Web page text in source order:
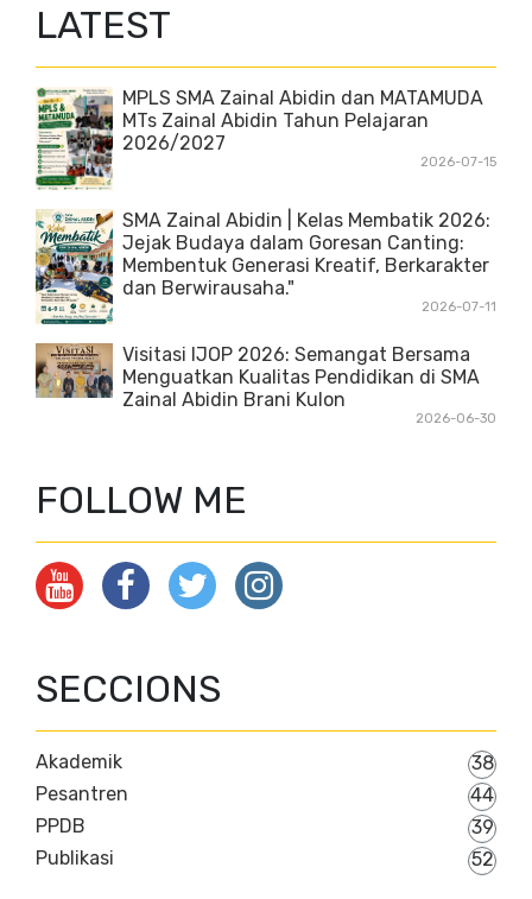
LATEST
MPLS SMA Zainal Abidin dan MATAMUDA
MTs Zainal Abidin Tahun Pelajaran
2026/2027
2026-07-15
SMA Zainal Abidin | Kelas Membatik 2026:
Jejak Budaya dalam Goresan Canting:
Membentuk Generasi Kreatif, Berkarakter
dan Berwirausaha."
2026-07-11
Visitasi IJOP 2026: Semangat Bersama
Menguatkan Kualitas Pendidikan di SMA
Zainal Abidin Brani Kulon
2026-06-30
FOLLOW ME
SECCIONS
Akademik
38
Pesantren
44
PPDB
39
Publikasi
52